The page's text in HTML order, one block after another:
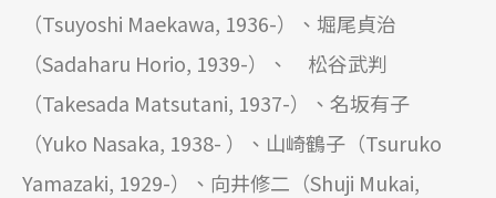
（Tsuyoshi Maekawa, 1936-）、堀尾貞治
（Sadaharu Horio, 1939-）、 松谷武判
（Takesada Matsutani, 1937-）、名坂有子
（Yuko Nasaka, 1938- ）、山崎鶴子（Tsuruko
Yamazaki, 1929-）、向井修二（Shuji Mukai,